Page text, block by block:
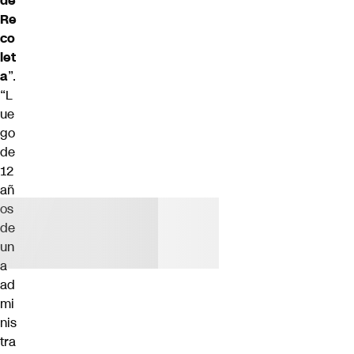
Re
co
let
a”.
“L
ue
go
de
12
añ
os
de
un
a
ad
mi
nis
tra